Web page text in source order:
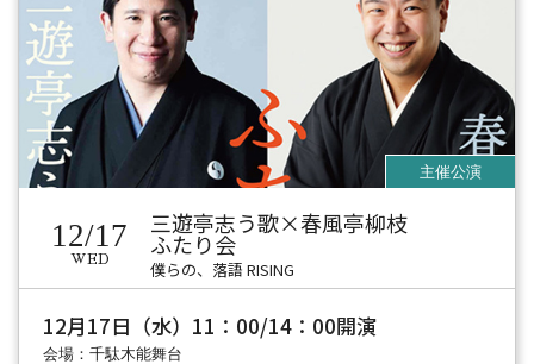
12/17
WED
三遊亭志う歌×春風亭柳枝
ふたり会
僕らの、落語 RISING
12月17日（水）11：00/14：00開演
会場：千駄木能舞台